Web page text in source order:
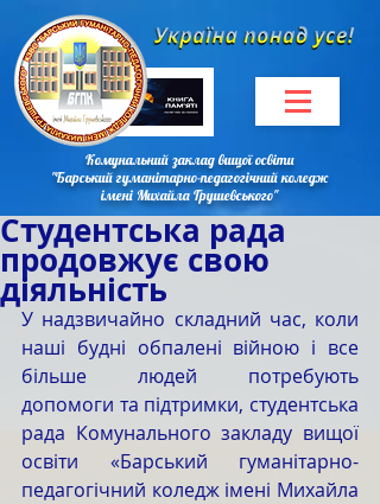
Комунальний заклад вищої освіти
"Барський гуманітарно-педагогічний коледж
імені Михайла Грушевського"
Студентська рада
продовжує свою
діяльність
У надзвичайно складний час, коли
наші будні обпалені війною і все
більше людей потребують
допомоги та підтримки, студентська
рада Комунального закладу вищої
освіти «Барський гуманітарно-
педагогічний коледж імені Михайла